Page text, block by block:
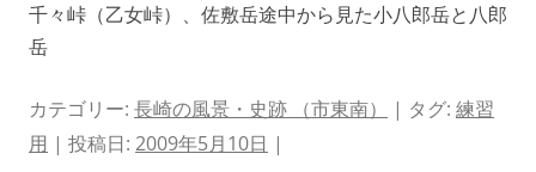
千々峠（乙女峠）、佐敷岳途中から見た小八郎岳と八郎
岳
カテゴリー: 長崎の風景・史跡 （市東南） | タグ: 練習
用 | 投稿日: 2009年5月10日 |